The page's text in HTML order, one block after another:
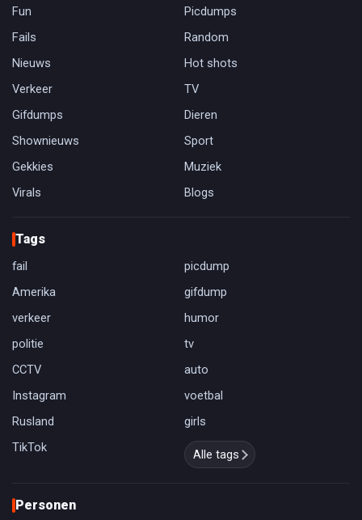
Fun
Picdumps
Fails
Random
Nieuws
Hot shots
Verkeer
TV
Gifdumps
Dieren
Shownieuws
Sport
Gekkies
Muziek
Virals
Blogs
Tags
fail
picdump
Amerika
gifdump
verkeer
humor
politie
tv
CCTV
auto
Instagram
voetbal
Rusland
girls
TikTok
Alle tags
Personen